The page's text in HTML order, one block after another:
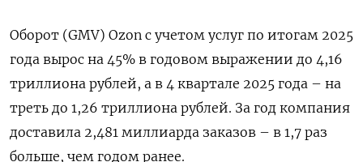
Оборот (GMV) Ozon ‌с учетом услуг по итогам 2025
года вырос на 45% в годовом выражении до 4,16
триллиона рублей, а в ​4 квартале 2025 года – ​на
треть до ‌1,26 триллиона рублей. За год компания
доставила 2,481 миллиарда заказов – ​в 1,7 раз
больше, чем годом ранее.